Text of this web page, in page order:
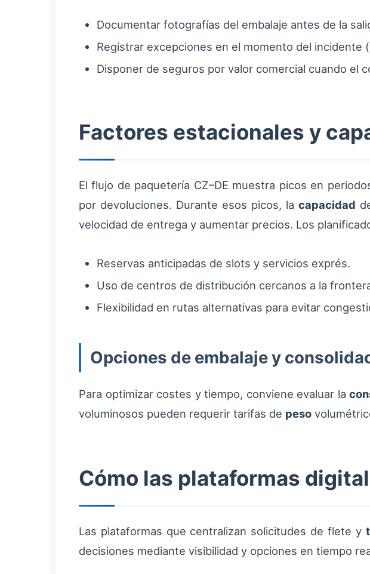
Documentar fotografías del embalaje antes de la
Registrar excepciones en el momento del incidente
Disponer de seguros por valor comercial cuando el
Factores estacionales y
El flujo de paquetería CZ–DE muestra picos en
por devoluciones. Durante esos picos, la capacidad
velocidad de entrega y aumentar precios. Los
Reservas anticipadas de slots y servicios exprés.
Uso de centros de distribución cercanos a la
Flexibilidad en rutas alternativas para evitar
Opciones de embalaje y
Para optimizar costes y tiempo, conviene evaluar la
voluminosos pueden requerir tarifas de peso
Cómo las plataformas
Las plataformas que centralizan solicitudes de flete y
decisiones mediante visibilidad y opciones en tiempo